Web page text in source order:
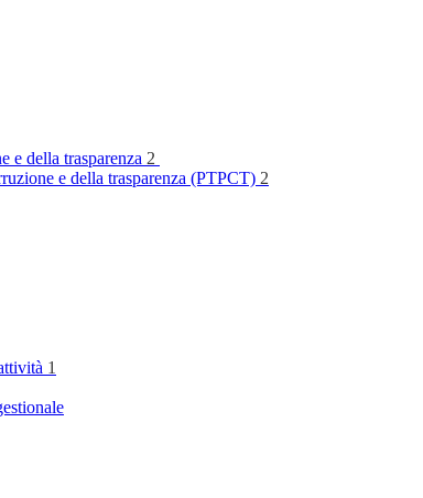
e della trasparenza 2
e della trasparenza (PTPCT) 2
1